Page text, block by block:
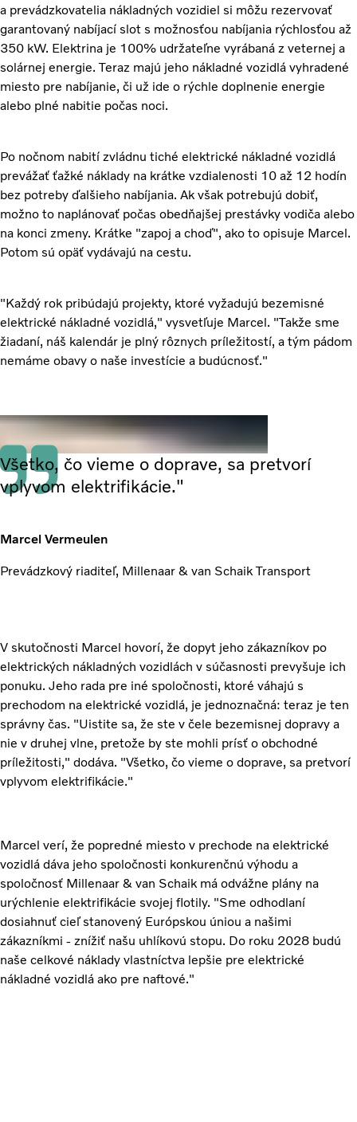
a prevádzkovatelia nákladných vozidiel si môžu rezervovať
garantovaný nabíjací slot s možnosťou nabíjania rýchlosťou až
350 kW. Elektrina je 100% udržateľne vyrábaná z veternej a
solárnej energie. Teraz majú jeho nákladné vozidlá vyhradené
miesto pre nabíjanie, či už ide o rýchle doplnenie energie
alebo plné nabitie počas noci.
Po nočnom nabití zvládnu tiché elektrické nákladné vozidlá
prevážať ťažké náklady na krátke vzdialenosti 10 až 12 hodín
bez potreby ďalšieho nabíjania. Ak však potrebujú dobiť,
možno to naplánovať počas obedňajšej prestávky vodiča alebo
na konci zmeny. Krátke "zapoj a choď", ako to opisuje Marcel.
Potom sú opäť vydávajú na cestu.
"Každý rok pribúdajú projekty, ktoré vyžadujú bezemisné
elektrické nákladné vozidlá," vysvetľuje Marcel. "Takže sme
žiadaní, náš kalendár je plný rôznych príležitostí, a tým pádom
nemáme obavy o naše investície a budúcnosť."
Všetko, čo vieme o doprave, sa pretvorí
vplyvom elektrifikácie."
Marcel Vermeulen
Prevádzkový riaditeľ, Millenaar & van Schaik Transport
V skutočnosti Marcel hovorí, že dopyt jeho zákazníkov po
elektrických nákladných vozidlách v súčasnosti prevyšuje ich
ponuku. Jeho rada pre iné spoločnosti, ktoré váhajú s
prechodom na elektrické vozidlá, je jednoznačná: teraz je ten
správny čas. "Uistite sa, že ste v čele bezemisnej dopravy a
nie v druhej vlne, pretože by ste mohli prísť o obchodné
príležitosti," dodáva. "Všetko, čo vieme o doprave, sa pretvorí
vplyvom elektrifikácie."
Marcel verí, že popredné miesto v prechode na elektrické
vozidlá dáva jeho spoločnosti konkurenčnú výhodu a
spoločnosť Millenaar & van Schaik má odvážne plány na
urýchlenie elektrifikácie svojej flotily. "Sme odhodlaní
dosiahnuť cieľ stanovený Európskou úniou a našimi
zákazníkmi - znížiť našu uhlíkovú stopu. Do roku 2028 budú
naše celkové náklady vlastníctva lepšie pre elektrické
nákladné vozidlá ako pre naftové."